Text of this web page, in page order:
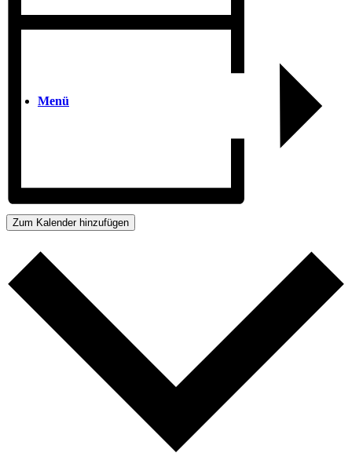
Menü
Zum Kalender hinzufügen